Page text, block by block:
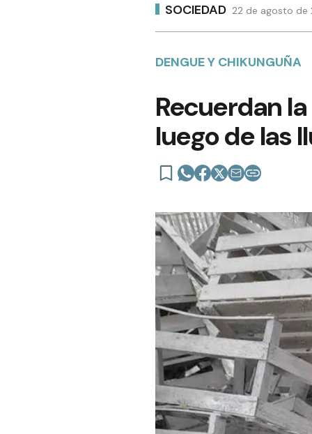
SOCIEDAD 22 de agosto de
DENGUE Y CHIKUNGUÑA
Recuerdan
luego de las